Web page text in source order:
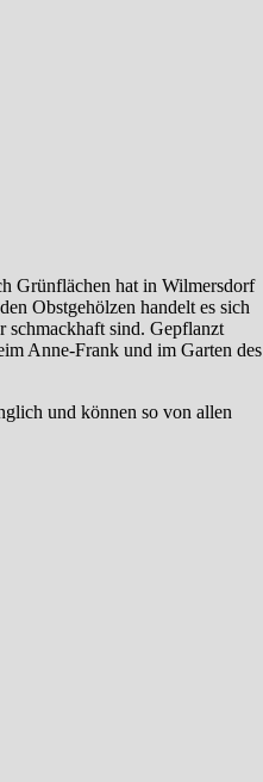
Grünflächen hat in Wilmersdorf
Obstgehölzen handelt es sich
schmackhaft sind. Gepflanzt
Anne-Frank und im Garten des
und können so von allen